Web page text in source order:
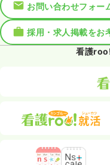
お問い合わせフォー
採用・求人掲載をお
看護